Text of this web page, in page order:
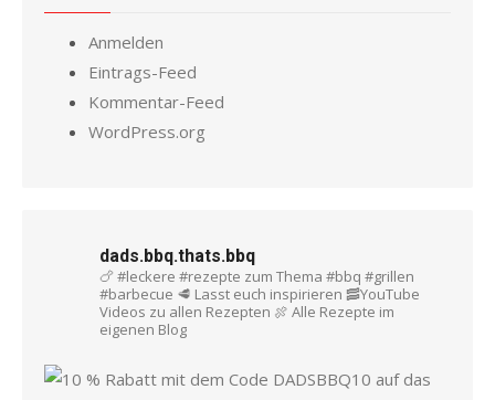
Anmelden
Eintrags-Feed
Kommentar-Feed
WordPress.org
dads.bbq.thats.bbq
🍗 #leckere #rezepte zum Thema #bbq #grillen
#barbecue 🥩 Lasst euch inspirieren 🥓YouTube
Videos zu allen Rezepten 🍖 Alle Rezepte im
eigenen Blog